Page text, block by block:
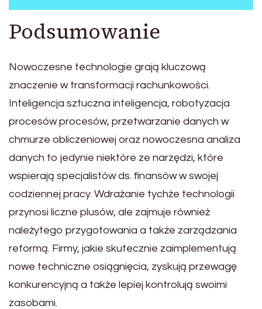
Podsumowanie
Nowoczesne technologie grają kluczową
znaczenie w transformacji rachunkowości.
Inteligencja sztuczna inteligencja, robotyzacja
procesów procesów, przetwarzanie danych w
chmurze obliczeniowej oraz nowoczesna analiza
danych to jedynie niektóre ze narzędzi, które
wspierają specjalistów ds. finansów w swojej
codziennej pracy. Wdrażanie tychże technologii
przynosi liczne plusów, ale zajmuje również
należytego przygotowania a także zarządzania
reformą. Firmy, jakie skutecznie zaimplementują
nowe techniczne osiągnięcia, zyskują przewagę
konkurencyjną a także lepiej kontrolują swoimi
zasobami.